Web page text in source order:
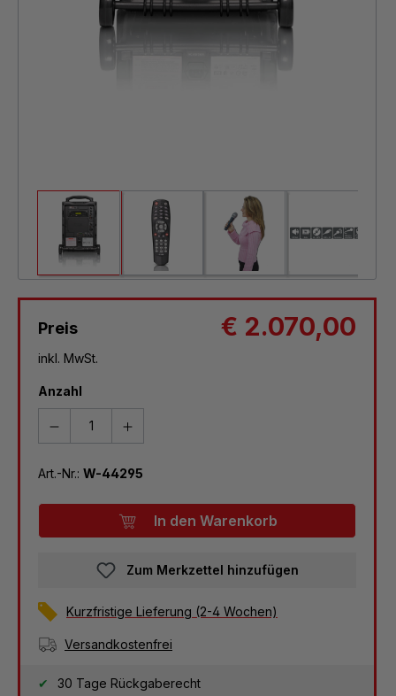
Preis € 2.070,00
inkl. MwSt.
Anzahl
Art.-Nr.: W-44295
In den Warenkorb
Zum Merkzettel hinzufügen
Kurzfristige Lieferung (2-4 Wochen)
Versandkostenfrei
30 Tage Rückgaberecht